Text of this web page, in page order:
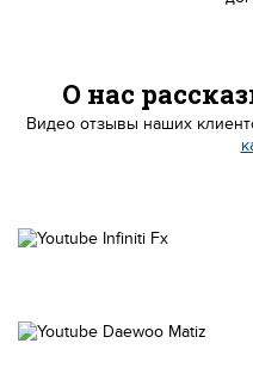
О нас
Видео отзывы наших